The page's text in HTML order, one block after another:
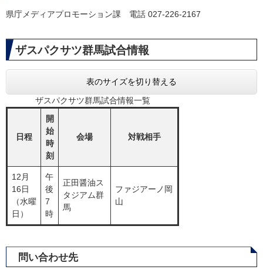
県庁メディアプロモーション課 電話 027-226-2167
ザスパクサツ群馬試合情報
表のサイズを切り替える
ザスパクサツ群馬試合情報一覧
日程
開
始
時
刻
会場 対戦相手
12月
16日
（水曜
日）
午
後
7
時
正田醤油ス
タジアム群
馬
ファジアーノ岡
山
問い合わせ先